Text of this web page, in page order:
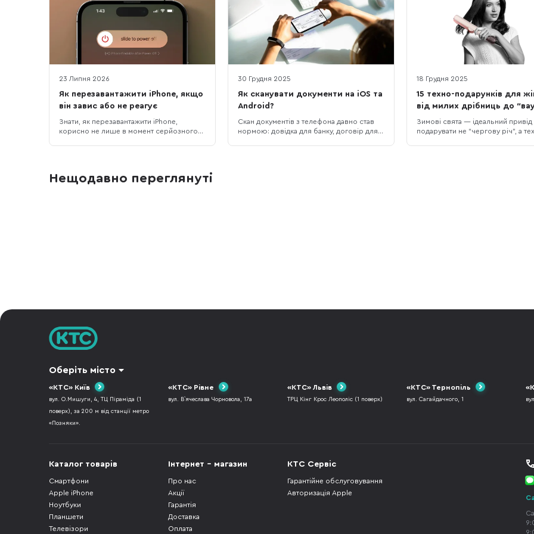
23 Липня 2026
Як перезавантажити iPhone, якщо
він завис або не реагує
Знати, як перезавантажити iPhone,
корисно не лише в момент серйозного
працює або повернути системі
30 Грудня 2025
Як сканувати документи на iOS та
Android?
Скан документів з телефона давно став
нормою: довідка для банку, договір для
18 Грудня 2025
15 техно-подарунків для
від милих дрібниць до
гаджетів
Зимові свята — ідеальний привід
подарувати не “чергову річ”, а
Нещодавно переглянуті
Оберіть місто
«КТС» Київ
вул. О.Мишуги, 4, ТЦ Піраміда (1
поверх), за 200 м від станції метро
«Позняки».
«КТС» Рівне
вул. В`ячеслава Чорновола, 17а
«КТС» Львів
ТРЦ Кінг Крос Леополіс (1 поверх)
«КТС» Тернопіль
вул. Сагайдачного, 1
Каталог товарів
Смартфони
Apple iPhone
Ноутбуки
Планшети
Телевізори
Інтернет - магазин
Про нас
Акції
Гарантія
Доставка
Оплата
КТС Сервіс
Гарантійне обслуговування
Авторизація Apple